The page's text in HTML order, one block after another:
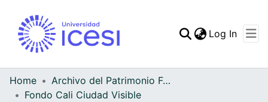
Log In
Home
Archivo del Patrimonio Fotográfico y Fílmico del Valle del Cauca
Fondo Cali Ciudad Visible